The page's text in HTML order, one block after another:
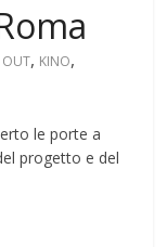
OUT, KINO,
le porte a
progetto e del